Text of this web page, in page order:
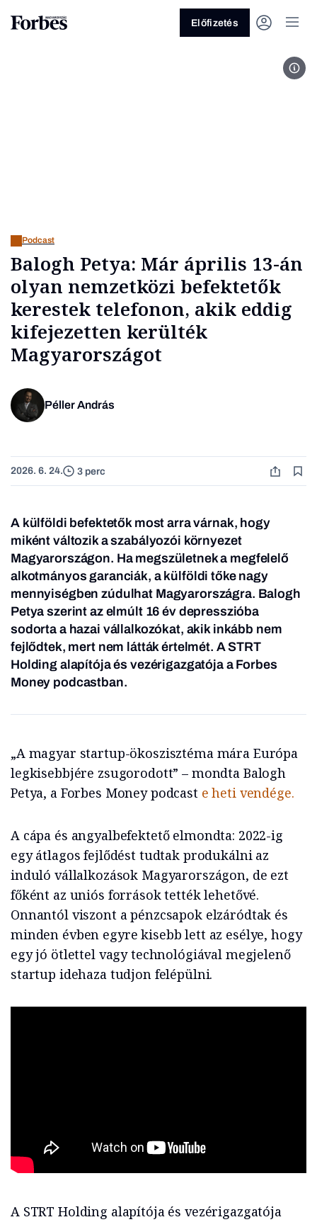
Előfizetés
Podcast
Balogh Petya: Már április 13-án
olyan nemzetközi befektetők
kerestek telefonon, akik eddig
kifejezetten kerülték
Magyarországot
Péller András
2026. 6. 24. 3 perc
A külföldi befektetők most arra várnak, hogy
miként változik a szabályozói környezet
Magyarországon. Ha megszületnek a megfelelő
alkotmányos garanciák, a külföldi tőke nagy
mennyiségben zúdulhat Magyarországra. Balogh
Petya szerint az elmúlt 16 év depresszióba
sodorta a hazai vállalkozókat, akik inkább nem
fejlődtek, mert nem látták értelmét. A STRT
Holding alapítója és vezérigazgatója a Forbes
Money podcastban.
„A magyar startup-ökoszisztéma mára Európa
legkisebbjére zsugorodott” – mondta Balogh
Petya, a Forbes Money podcast e heti vendége.
A cápa és angyalbefektető elmondta: 2022-ig
egy átlagos fejlődést tudtak produkálni az
induló vállalkozások Magyarországon, de ezt
főként az uniós források tették lehetővé.
Onnantól viszont a pénzcsapok elzáródtak és
minden évben egyre kisebb lett az esélye, hogy
egy jó ötlettel vagy technológiával megjelenő
startup idehaza tudjon felépülni.
A STRT Holding alapítója és vezérigazgatója